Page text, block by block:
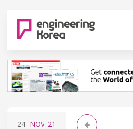
24 NOV'21